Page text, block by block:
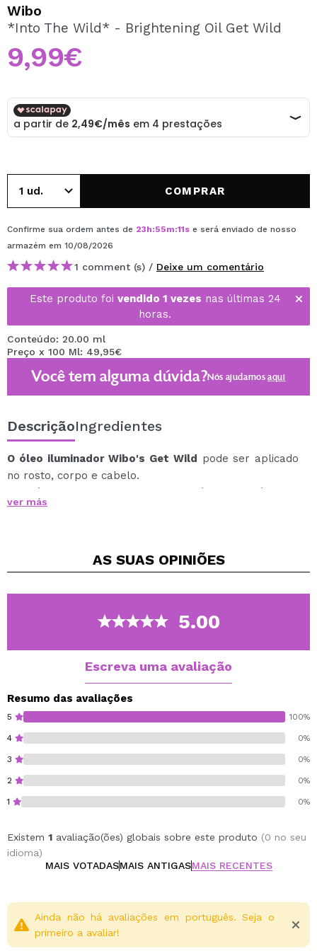
Ao criar uma conta no Maquibeauty.pt pode fazer as suas
compras rapidamente, verificar o estado das suas
encomendas e consultar as suas operações anteriores.
Wibo
*Into The Wild* - Brightening Oil Get Wild
9,99€
COMPRAR
Confirme sua ordem antes de 23h:55m:11s e será enviado de nosso
armazém em 10/08/2026
1 comment (s) / Deixe um comentário
Este produto foi vendido 1 vezes nas últimas 24
horas.
Conteúdo: 20.00 ml
Preço x 100 Ml: 49,95€
Você tem alguma dúvida?Nós ajudamosaqui
DescriçãoIngredientes
O óleo iluminador Wibo's Get Wild pode ser aplicado
no rosto, corpo e cabelo.
Este óleo tem uma composição de óleos extraídos de
sete flores: rosa, jasmim, neroli, lavanda, cereja
Graças à sua fórmula única, aplicá-lo é um puro prazer
Eles pertencem à coleção de edição limitada Into The
ver más
AS SUAS OPINIÕES
5.00
Escreva uma avaliação
Resumo das avaliações
5 100%
4 0%
3 0%
2 0%
1 0%
Existem 1 avaliação(ões) globais sobre este produto (0 no seu
idioma)
MAIS VOTADASMAIS ANTIGASMAIS RECENTES
Ainda não há avaliações em português. Seja o
primeiro a avaliar!